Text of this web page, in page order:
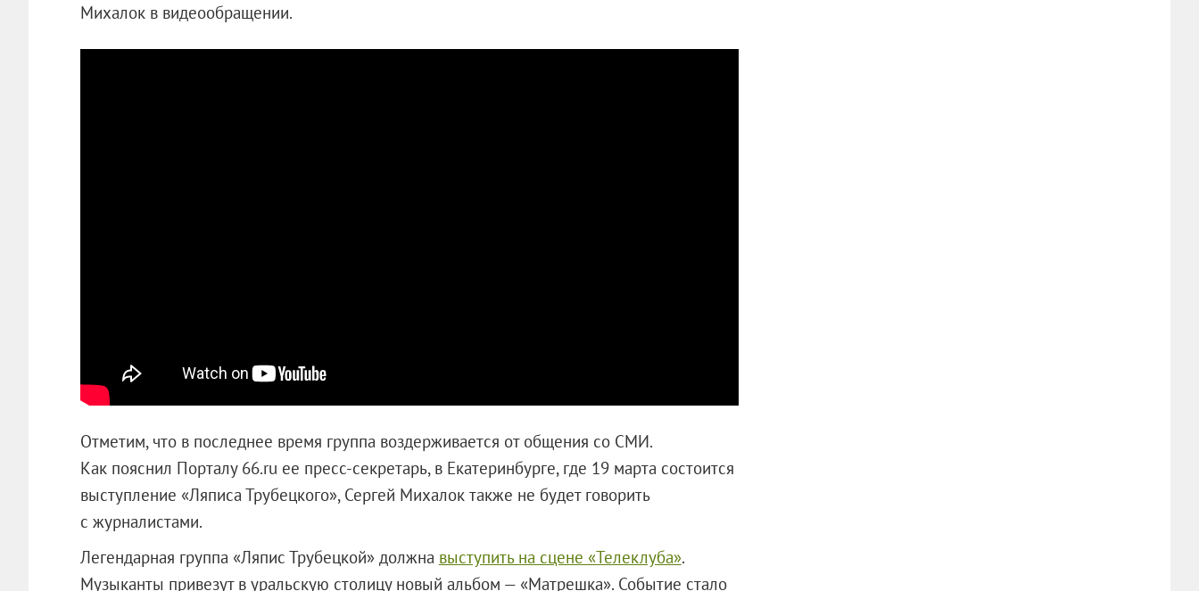
Михалок в видеообращении.
Отметим, что в последнее время группа воздерживается от общения со СМИ.
Как пояснил Порталу 66.ru ее пресс-секретарь, в Екатеринбурге, где 19 марта состоится
выступление «Ляписа Трубецкого», Сергей Михалок также не будет говорить
с журналистами.
Легендарная группа «Ляпис Трубецкой» должна выступить на сцене «Телеклуба».
Музыканты привезут в уральскую столицу новый альбом — «Матрешка». Событие стало